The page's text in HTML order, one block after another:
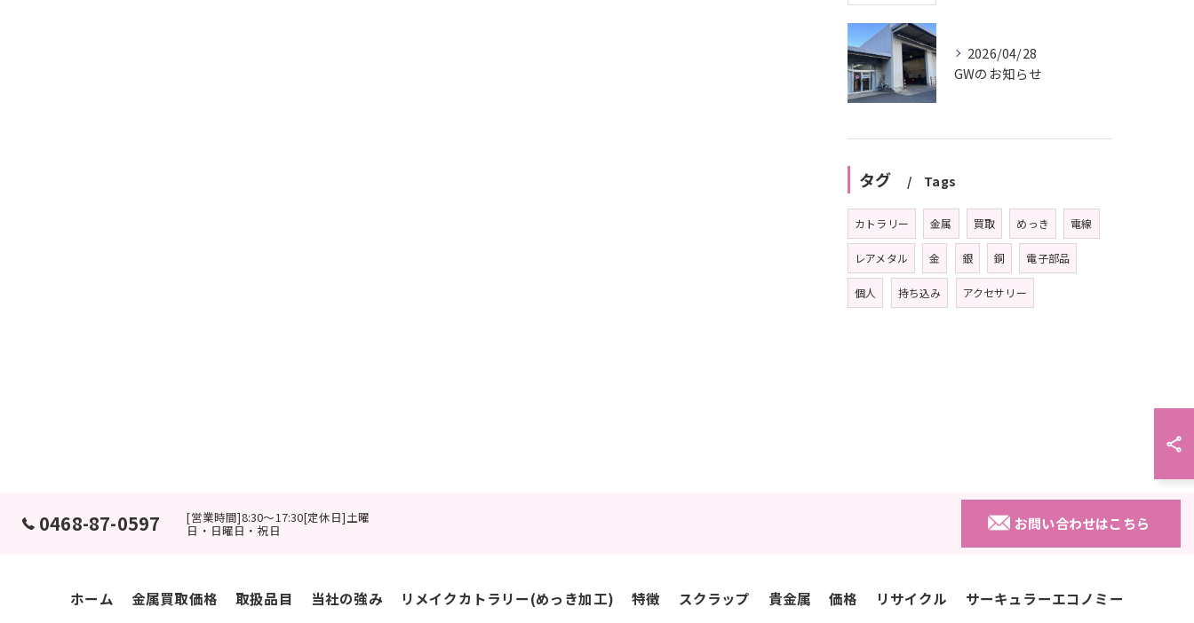
2026/04/28
GWのお知らせ
タグ Tags
カトラリー 金属 買取 めっき 電線
レアメタル 金 銀 銅 電子部品
個人 持ち込み アクセサリー
0468-87-0597 [営業時間]8:30～17:30[定休日]土曜
日・日曜日・祝日 お問い合わせはこちら
ホーム 金属買取価格 取扱品目 当社の強み リメイクカトラリー(めっき加工) 特徴 スクラップ 貴金属 価格 リサイクル サーキュラーエコノミー